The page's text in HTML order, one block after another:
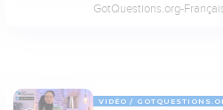
GotQuestions.org-
VIDÉO